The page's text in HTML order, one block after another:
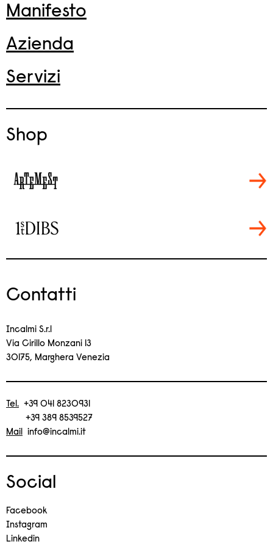
Manifesto
Azienda
Servizi
Shop
Contatti
Incalmi S.r.l
Via Cirillo Monzani 13
30175, Marghera Venezia
Tel. +39 041 8230931
+39 389 8539527
Mail
info@incalmi.it
Social
Facebook
Instagram
Linkedin